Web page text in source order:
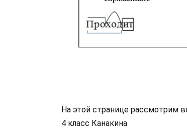
На этой странице рассмотрим
4 класс Канакина